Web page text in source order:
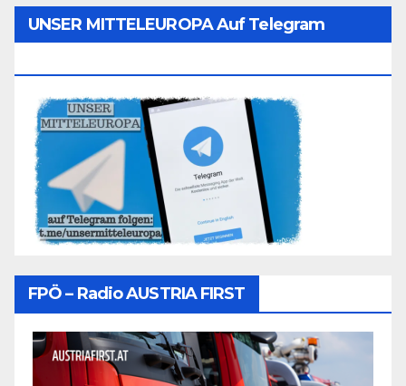
UNSER MITTELEUROPA Auf Telegram
FPÖ – Radio AUSTRIA FIRST